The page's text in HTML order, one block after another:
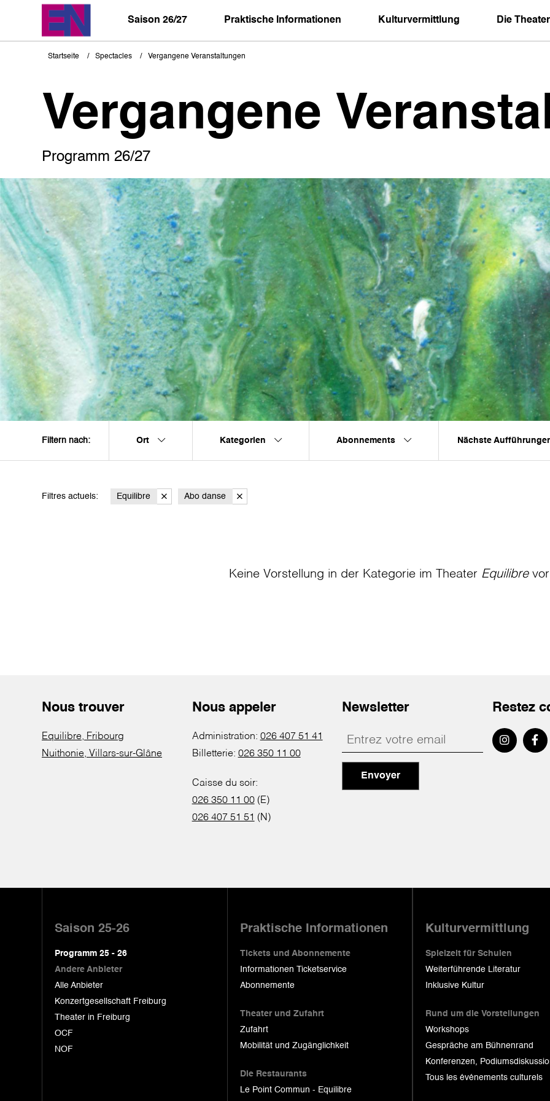
Saison 26/27 Praktische Informationen Kulturvermittlung Die Theater
Pfadnavigation
Startseite Spectacles Vergangene Veranstaltungen
Vergangene
Programm 26/27
Filtern nach: Ort Kategorien Abonnements Nächste
Filtres actuels: Equilibre Abo danse
Keine Vorstellung in der Kategorie im Theater Equilibre
Nous trouver
Equilibre, Fribourg
Nuithonie, Villars-sur-Glâne
Nous appeler
Administration: 026 407 51 41
Billetterie: 026 350 11 00
Caisse du soir:
026 350 11 00(E)
026 407 51 51 (N)
Newsletter
Envoyer
Restez
Saison 25-26
Programm 25 - 26
Andere Anbieter
Alle Anbieter
Konzertgesellschaft Freiburg
Theater in Freiburg
OCF
NOF
Praktische Informationen
Tickets und Abonnemente
Informationen Ticketservice
Abonnemente
Theater und Zufahrt
Zufahrt
Mobilität und Zugänglichkeit
Die Restaurants
Le Point Commun - Equilibre
Kulturvermittlung
Spielzeit für Schulen
Weiterführende Literatur
Inklusive Kultur
Rund um die Vorstellungen
Workshops
Gespräche am Bühnenrand
Konferenzen,
Tous les événements culturels